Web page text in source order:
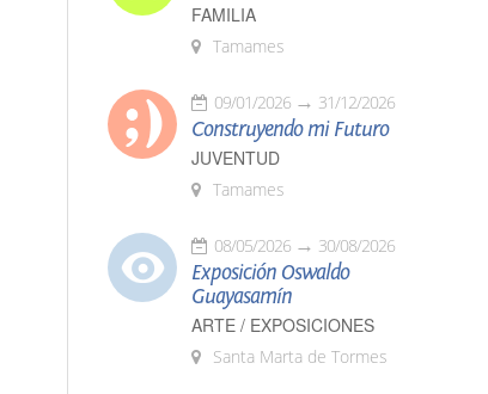
FAMILIA
Tamames
09/01/2026 31/12/2026
Construyendo mi Futuro
JUVENTUD
Tamames
08/05/2026 30/08/2026
Exposición Oswaldo
Guayasamín
ARTE / EXPOSICIONES
Santa Marta de Tormes